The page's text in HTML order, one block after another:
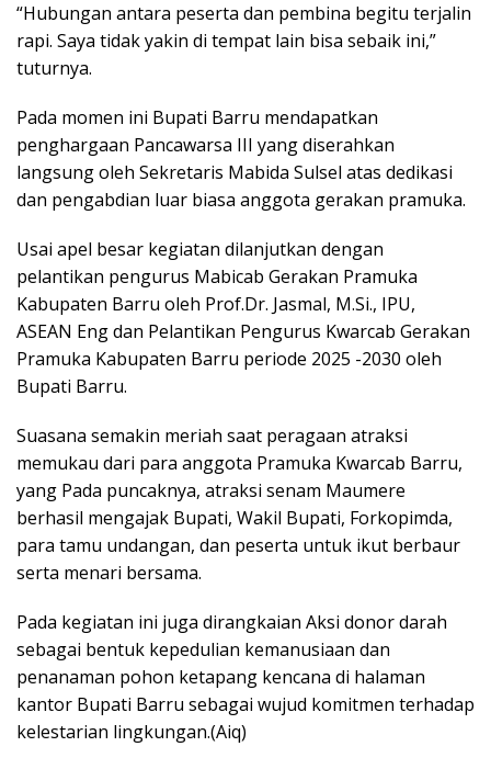
“Hubungan antara peserta dan pembina begitu terjalin
rapi. Saya tidak yakin di tempat lain bisa sebaik ini,”
tuturnya.
Pada momen ini Bupati Barru mendapatkan
penghargaan Pancawarsa III yang diserahkan
langsung oleh Sekretaris Mabida Sulsel atas dedikasi
dan pengabdian luar biasa anggota gerakan pramuka.
Usai apel besar kegiatan dilanjutkan dengan
pelantikan pengurus Mabicab Gerakan Pramuka
Kabupaten Barru oleh Prof.Dr. Jasmal, M.Si., IPU,
ASEAN Eng dan Pelantikan Pengurus Kwarcab Gerakan
Pramuka Kabupaten Barru periode 2025 -2030 oleh
Bupati Barru.
Suasana semakin meriah saat peragaan atraksi
memukau dari para anggota Pramuka Kwarcab Barru,
yang Pada puncaknya, atraksi senam Maumere
berhasil mengajak Bupati, Wakil Bupati, Forkopimda,
para tamu undangan, dan peserta untuk ikut berbaur
serta menari bersama.
Pada kegiatan ini juga dirangkaian Aksi donor darah
sebagai bentuk kepedulian kemanusiaan dan
penanaman pohon ketapang kencana di halaman
kantor Bupati Barru sebagai wujud komitmen terhadap
kelestarian lingkungan.(Aiq)